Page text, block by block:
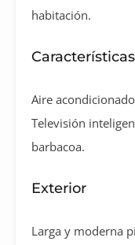
habitación.
Características
Aire
Televisión
barbacoa.
Exterior
Larga y moderna